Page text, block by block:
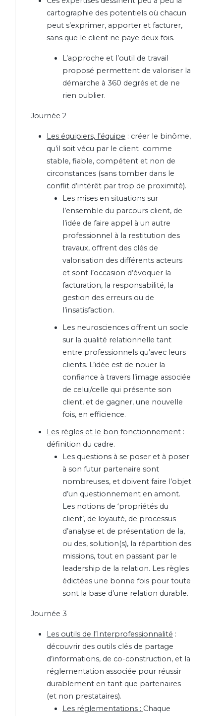
cartographie des potentiels où chacun
peut s’exprimer, apporter et facturer,
sans que le client ne paye deux fois.
L’approche et l’outil de travail
proposé permettent de valoriser la
démarche à 360 degrés et de ne
rien oublier.
Journée 2
Les équipiers, l’équipe : créer le binôme,
qu’il soit vécu par le client comme
stable, fiable, compétent et non de
circonstances (sans tomber dans le
conflit d’intérêt par trop de proximité).
Les mises en situations sur
l’ensemble du parcours client, de
l’idée de faire appel à un autre
professionnel à la restitution des
travaux, offrent des clés de
valorisation des différents acteurs
et sont l’occasion d’évoquer la
facturation, la responsabilité, la
gestion des erreurs ou de
l’insatisfaction.
Les neurosciences offrent un socle
sur la qualité relationnelle tant
entre professionnels qu’avec leurs
clients. L’idée est de nouer la
confiance à travers l’image associée
de celui/celle qui présente son
client, et de gagner, une nouvelle
fois, en efficience.
Les règles et le bon fonctionnement :
définition du cadre.
Les questions à se poser et à poser
à son futur partenaire sont
nombreuses, et doivent faire l’objet
d’un questionnement en amont.
Les notions de ‘propriétés du
client’, de loyauté, de processus
d’analyse et de présentation de la,
ou des, solution(s), la répartition des
missions, tout en passant par le
leadership de la relation. Les règles
édictées une bonne fois pour toute
sont la base d’une relation durable.
Journée 3
Les outils de l’Interprofessionnalité :
découvrir des outils clés de partage
d’informations, de co-construction, et la
réglementation associée pour réussir
durablement en tant que partenaires
(et non prestataires).
Les réglementations : Chaque